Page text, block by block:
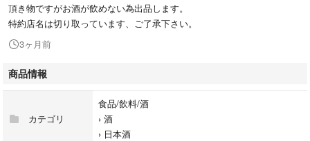
頂き物ですがお酒が飲めない為出品します。
特約店名は切り取っています、ご了承下さい。
3ヶ月前
商品情報
カテゴリ
食品/飲料/酒
› 酒
› 日本酒